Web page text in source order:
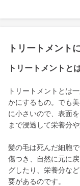
トリートメント
トリートメントと
トリートメントとは
かにするもの。でも
に小さいので、表面
まで浸透して栄養分
髪の毛は死んだ細胞
傷つき、自然に元に
グしたり、栄養分な
要があるのです。